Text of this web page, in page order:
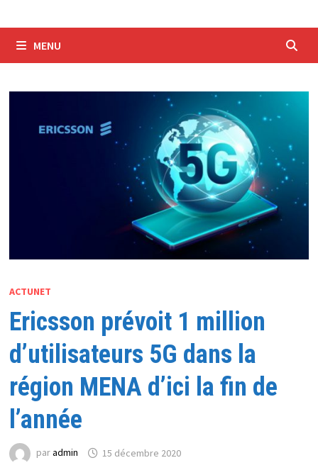
MENU
ACTUNET
Ericsson prévoit 1 million
d’utilisateurs 5G dans la
région MENA d’ici la fin de
l’année
paradmin 15 décembre 2020